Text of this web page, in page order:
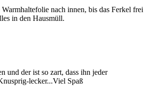
nach innen, bis das Ferkel frei
in den Hausmüll.
und der ist so zart, dass ihn jeder
lecker...Viel Spaß